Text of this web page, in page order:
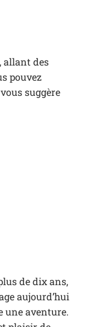
allant des
pouvez
suggère
de dix ans,
aujourd’hui
une aventure.